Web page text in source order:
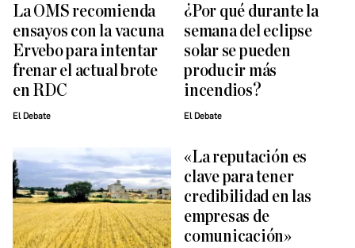
La OMS recomienda
ensayos con la vacuna
Ervebo para intentar
frenar el actual brote
en RDC
El Debate
¿Por qué durante la
semana del eclipse
solar se pueden
producir más
incendios?
El Debate
«La reputación es
clave para tener
credibilidad en las
empresas de
comunicación»